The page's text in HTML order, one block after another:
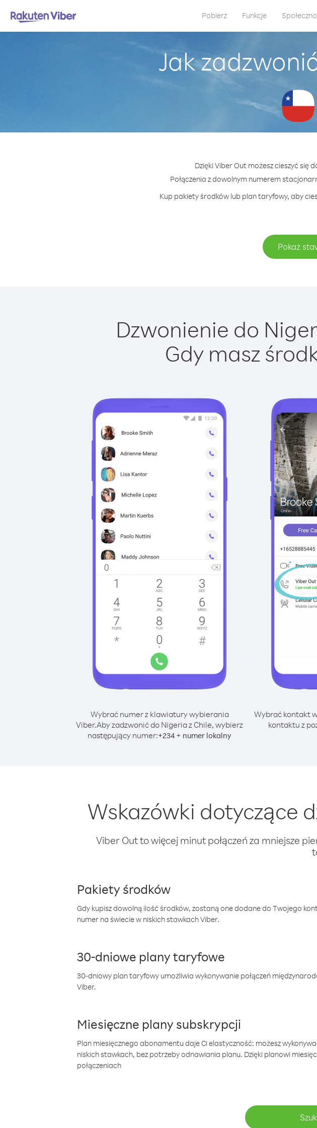
Pobierz Funkcje
Jak
Dzięki Viber Out możesz cieszyć się
Połączenia z dowolnym numerem
Kup pakiety środków lub plan taryfowy, aby
Pokaż
Dzwonienie do
Gdy masz
Wybrać numer z klawiatury wybierania
Viber.Aby zadzwonić do Nigeria z Chile, wybierz
następujący numer:+234 + numer lokalny
Wybrać kontakt
kontaktu z
Wskazówki dotyczące
Viber Out to więcej minut połączeń za mniejsze
Pakiety środków
Gdy kupisz dowolną ilość środków, zostaną one dodane do Twojego
numer na świecie w niskich stawkach Viber.
30-dniowe plany taryfowe
30-dniowy plan taryfowy umożliwia wykonywanie połączeń
Viber.
Miesięczne plany subskrypcji
Plan miesięcznego abonamentu daje Ci elastyczność: możesz
niskich stawkach, bez potrzeby odnawiania planu. Dzięki planowi
połączeniach